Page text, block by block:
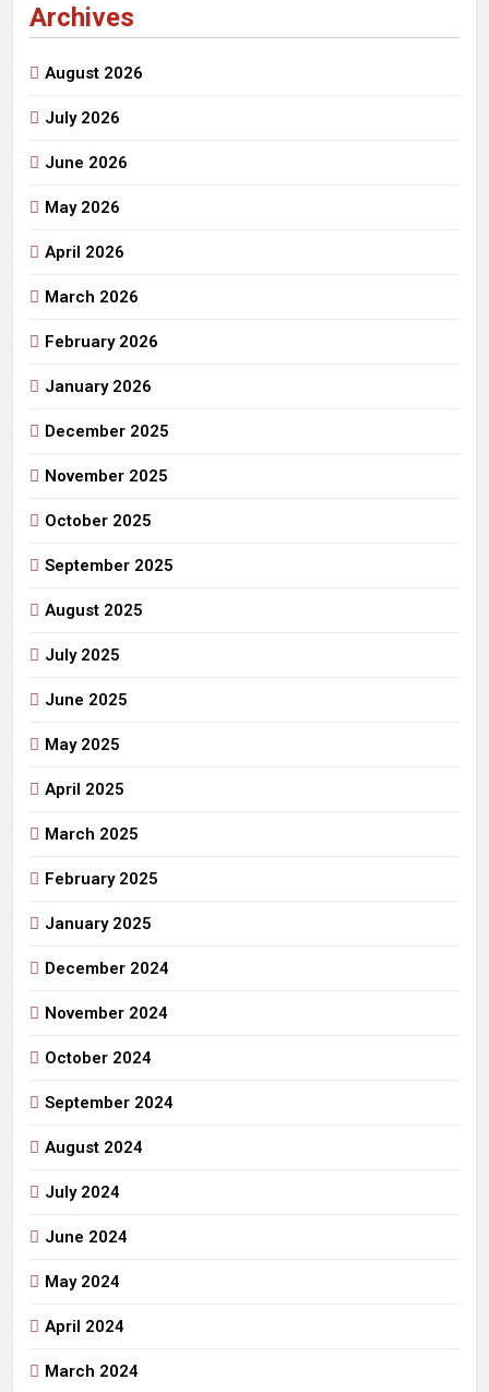
Archives
August 2026
July 2026
June 2026
May 2026
April 2026
March 2026
February 2026
January 2026
December 2025
November 2025
October 2025
September 2025
August 2025
July 2025
June 2025
May 2025
April 2025
March 2025
February 2025
January 2025
December 2024
November 2024
October 2024
September 2024
August 2024
July 2024
June 2024
May 2024
April 2024
March 2024